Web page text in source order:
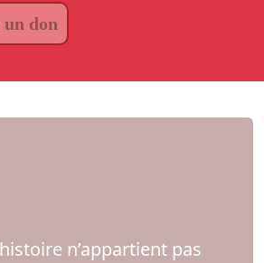
don
n’appartient pas